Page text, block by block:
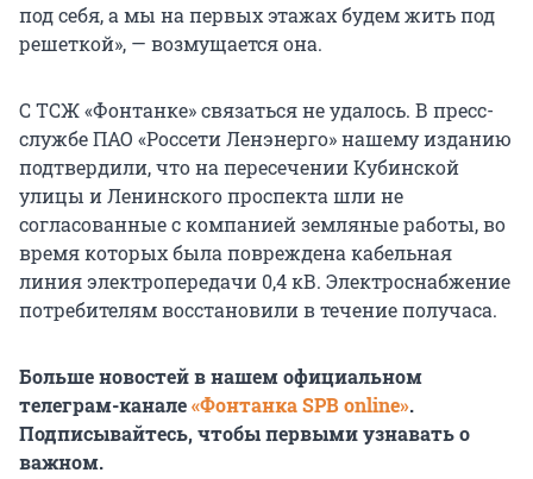
под себя, а мы на первых этажах будем жить под
решеткой», — возмущается она.
С ТСЖ «Фонтанке» связаться не удалось. В пресс-
службе ПАО «Россети Ленэнерго» нашему изданию
подтвердили, что на пересечении Кубинской
улицы и Ленинского проспекта шли не
согласованные с компанией земляные работы, во
время которых была повреждена кабельная
линия электропередачи 0,4 кВ. Электроснабжение
потребителям восстановили в течение получаса.
Больше новостей в нашем официальном
телеграм-канале«Фонтанка SPB online».
Подписывайтесь, чтобы первыми узнавать о
важном.